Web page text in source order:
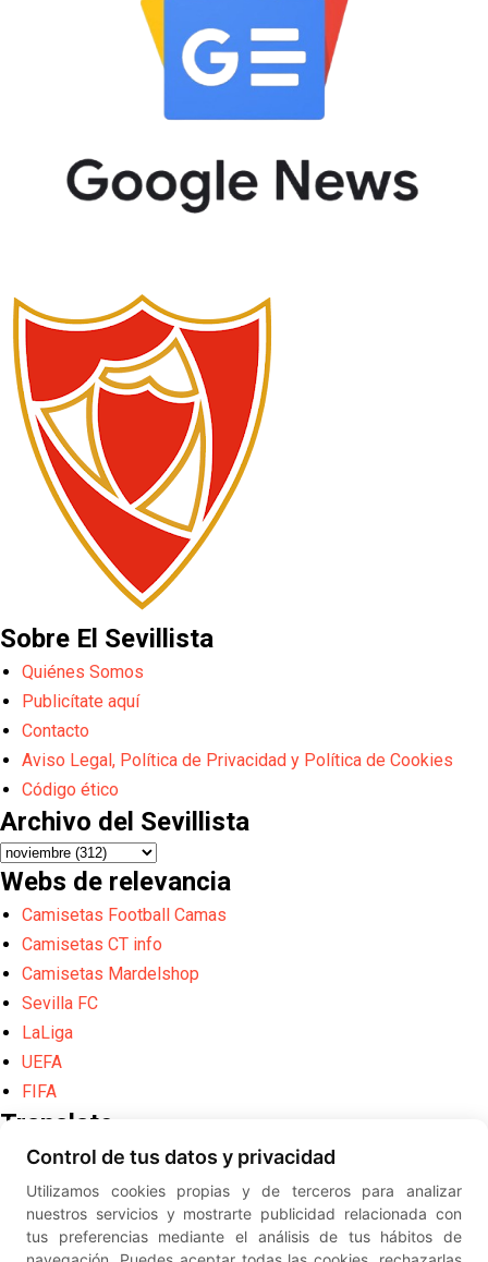
Sobre El Sevillista
Quiénes Somos
Publicítate aquí
Contacto
Aviso Legal, Política de Privacidad y Política de Cookies
Código ético
Archivo del Sevillista
Webs de relevancia
Camisetas Football Camas
Camisetas CT info
Camisetas Mardelshop
Sevilla FC
LaLiga
UEFA
FIFA
Translate
Powered by
Translate
Diseño web creado por Erick
© ElSevillista.es - Información sobre
Control de tus datos y privacidad
Utilizamos cookies propias y de terceros para analizar
nuestros servicios y mostrarte publicidad relacionada con
tus preferencias mediante el análisis de tus hábitos de